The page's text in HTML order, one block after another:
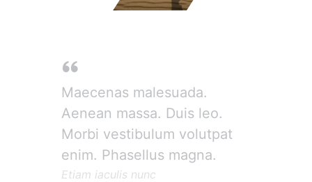
Maecenas malesuada.
Aenean massa. Duis leo.
Morbi vestibulum volutpat
enim. Phasellus magna.
Etiam iaculis nunc